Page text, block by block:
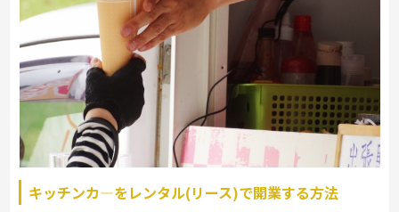
キッチンカ―をレンタル(リース)で開業する方法